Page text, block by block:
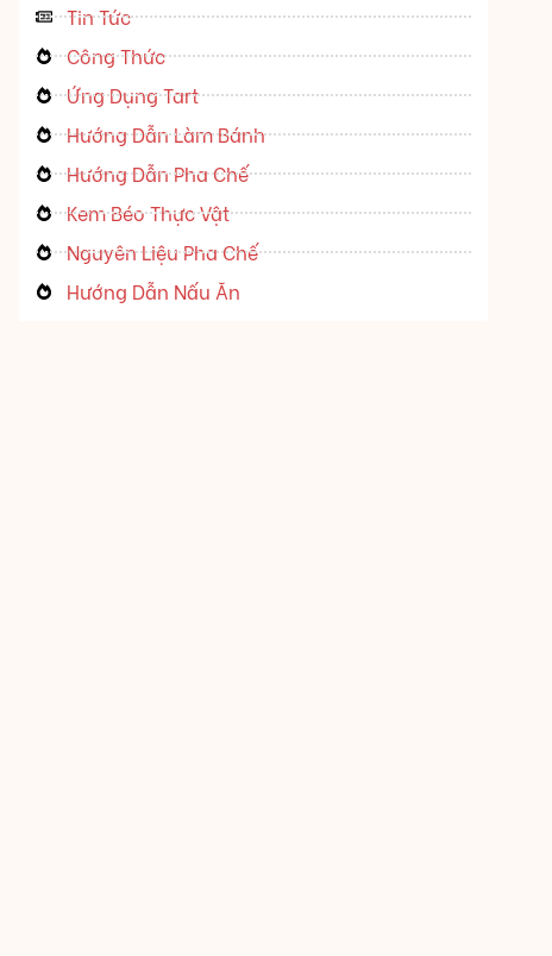
Tin Tức
Công Thức
Ứng Dụng Tart
Hướng Dẫn Làm Bánh
Hướng Dẫn Pha Chế
Kem Béo Thực Vật
Nguyên Liệu Pha Chế
Hướng Dẫn Nấu Ăn